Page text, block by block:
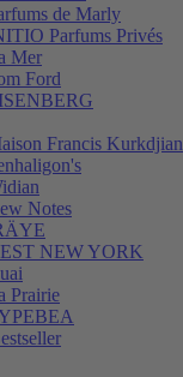
de Marly
Parfums Privés
Mer
Ford
Francis Kurkdjian
Notes
NEW YORK
Prairie